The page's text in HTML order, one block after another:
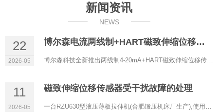
新闻资讯
NEWS
22
2026-05
博尔森电流两线制+HART磁致伸缩位移传感器正式上线
11
2026-05
磁致伸缩位移传感器受干扰故障的处理